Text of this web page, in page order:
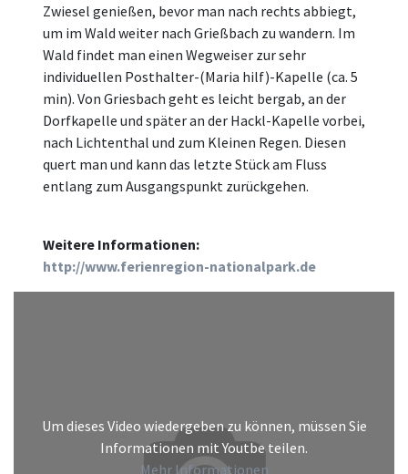
Zwiesel genießen, bevor man nach rechts abbiegt,
um im Wald weiter nach Grießbach zu wandern. Im
Wald findet man einen Wegweiser zur sehr
individuellen Posthalter-(Maria hilf)-Kapelle (ca. 5
min). Von Griesbach geht es leicht bergab, an der
Dorfkapelle und später an der Hackl-Kapelle vorbei,
nach Lichtenthal und zum Kleinen Regen. Diesen
quert man und kann das letzte Stück am Fluss
entlang zum Ausgangspunkt zurückgehen.
Weitere Informationen:
http://www.ferienregion-nationalpark.de
Um dieses Video wiedergeben zu können, müssen Sie
Informationen mit Youtbe teilen.
Mehr Informationen